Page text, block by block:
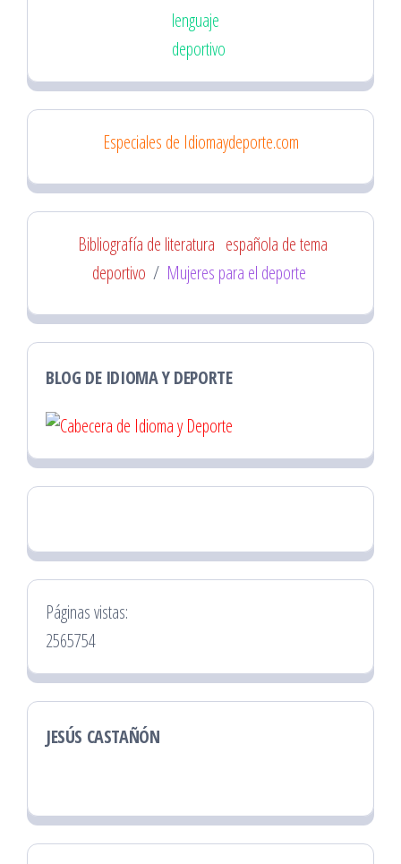
lenguaje
deportivo
Especiales de Idiomaydeporte.com
Bibliografía de literatura española de tema
deportivo / Mujeres para el deporte
BLOG DE IDIOMA Y DEPORTE
Páginas vistas:
2565754
JESÚS CASTAÑÓN